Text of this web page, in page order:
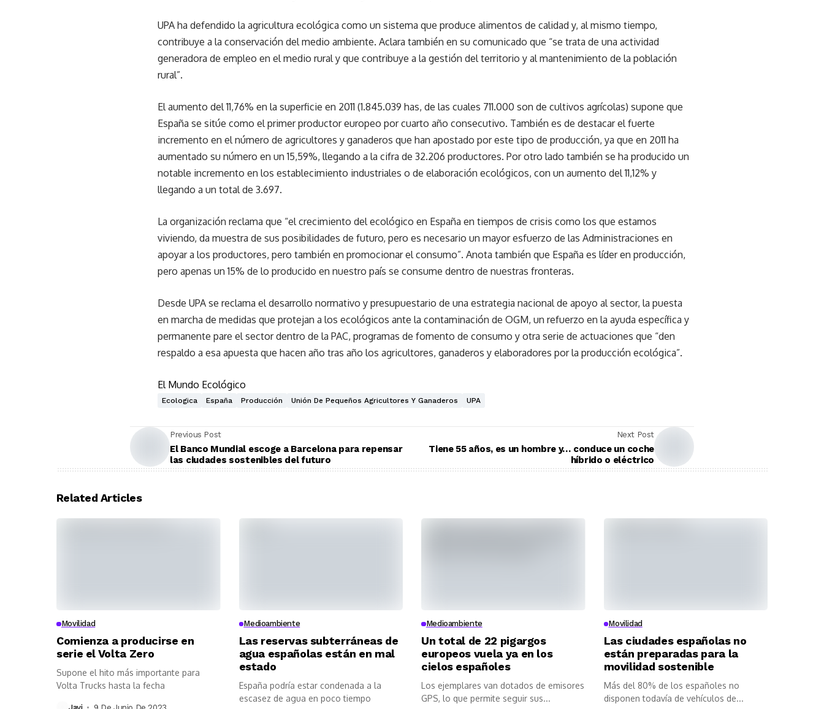
UPA ha defendido la agricultura ecológica como un sistema que produce alimentos de calidad y, al mismo tiempo,
contribuye a la conservación del medio ambiente. Aclara también en su comunicado que “se trata de una actividad
generadora de empleo en el medio rural y que contribuye a la gestión del territorio y al mantenimiento de la población
rural”.
El aumento del 11,76% en la superficie en 2011 (1.845.039 has, de las cuales 711.000 son de cultivos agrícolas) supone que
España se sitúe como el primer productor europeo por cuarto año consecutivo. También es de destacar el fuerte
incremento en el número de agricultores y ganaderos que han apostado por este tipo de producción, ya que en 2011 ha
aumentado su número en un 15,59%, llegando a la cifra de 32.206 productores. Por otro lado también se ha producido un
notable incremento en los establecimiento industriales o de elaboración ecológicos, con un aumento del 11,12% y
llegando a un total de 3.697.
La organización reclama que “el crecimiento del ecológico en España en tiempos de crisis como los que estamos
viviendo, da muestra de sus posibilidades de futuro, pero es necesario un mayor esfuerzo de las Administraciones en
apoyar a los productores, pero también en promocionar el consumo”. Anota también que España es líder en producción,
pero apenas un 15% de lo producido en nuestro país se consume dentro de nuestras fronteras.
Desde UPA se reclama el desarrollo normativo y presupuestario de una estrategia nacional de apoyo al sector, la puesta
en marcha de medidas que protejan a los ecológicos ante la contaminación de OGM, un refuerzo en la ayuda específica y
permanente pare el sector dentro de la PAC, programas de fomento de consumo y otra serie de actuaciones que “den
respaldo a esa apuesta que hacen año tras año los agricultores, ganaderos y elaboradores por la producción ecológica”.
El Mundo Ecológico
Ecologica España Producción Unión De Pequeños Agricultores Y Ganaderos UPA
Previous Post
El Banco Mundial escoge a Barcelona para repensar
las ciudades sostenibles del futuro
Next Post
Tiene 55 años, es un hombre y… conduce un coche
híbrido o eléctrico
Related Articles
Movilidad
Comienza a producirse en
serie el Volta Zero
Supone el hito más importante para
Volta Trucks hasta la fecha
Medioambiente
Las reservas subterráneas de
agua españolas están en mal
estado
España podría estar condenada a la
escasez de agua en poco tiempo
Medioambiente
Un total de 22 pigargos
europeos vuela ya en los
cielos españoles
Los ejemplares van dotados de emisores
GPS, lo que permite seguir sus...
Movilidad
Las ciudades españolas no
están preparadas para la
movilidad sostenible
Más del 80% de los españoles no
disponen todavía de vehículos de...